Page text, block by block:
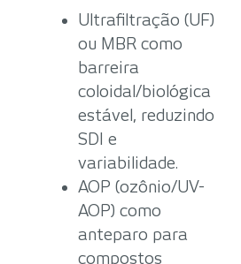
Ultrafiltração (UF)
ou MBR como
barreira
coloidal/biológica
estável, reduzindo
SDI e
variabilidade.
AOP (ozônio/UV-
AOP) como
anteparo para
compostos